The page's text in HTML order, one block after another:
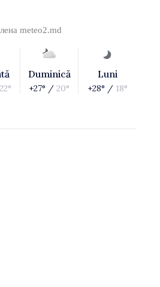
meteo2.md
22°
Duminică
+27° / 20°
Luni
+28° / 18°